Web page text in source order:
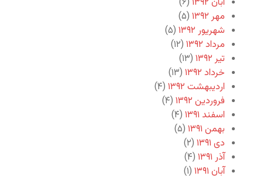
مهر ۱۳۹۲
(۵)
شهریور ۱۳۹۲
(۵)
مرداد ۱۳۹۲
(۱۲)
تیر ۱۳۹۲
(۱۳)
خرداد ۱۳۹۲
(۱۳)
اردیبهشت ۱۳۹۲
(۴)
فروردین ۱۳۹۲
(۴)
اسفند ۱۳۹۱
(۴)
بهمن ۱۳۹۱
(۵)
دی ۱۳۹۱
(۲)
آذر ۱۳۹۱
(۴)
آبان ۱۳۹۱
(۱)